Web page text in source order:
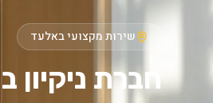
שירות מקצועי באלעד
חברת ניקיון